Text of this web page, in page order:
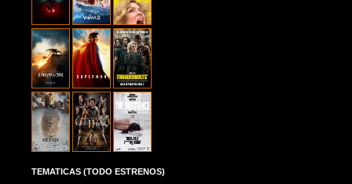
TEMATICAS (TODO ESTRENOS)